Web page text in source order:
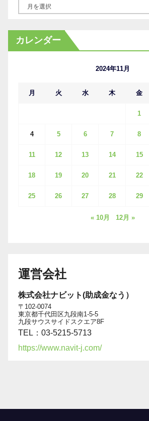
カ
イ
カレンダー
2024年11月
月 火 水 木 金
1
4 5 6 7 8
11 12 13 14 15
18 19 20 21 22
25 26 27 28 29
« 10月 12月 »
運営会社
株式会社ナビット(助成金なう）
〒102-0074
東京都千代田区九段南1-5-5
九段サウスサイドスクエア8F
TEL：03-5215-5713
https://www.navit-j.com/